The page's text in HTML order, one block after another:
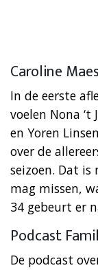
Caroline Maes
In de eerste
voelen Nona ‘t
en Yoren
over de
seizoen. Dat is
mag missen,
34 gebeurt er
Podcast
De podcast